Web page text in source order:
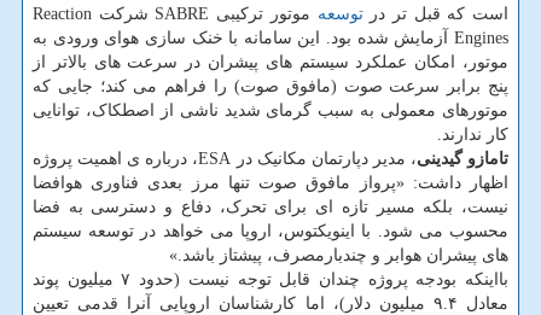
است که قبل تر درتوسعه
موتور ترکیبی SABRE شرکت Reaction
Engines آزمایش شده بود. این سامانه با خنک سازی هوای ورودی به
موتور، امکان عملکرد سیستم های پیشران در سرعت های بالاتر از
پنج برابر سرعت صوت (مافوق صوت) را فراهم می کند؛ جایی که
موتورهای معمولی به سبب گرمای شدید ناشی از اصطکاک، توانایی
کار ندارند.
تامازو گیدینی
، مدیر دپارتمان مکانیک در ESA، درباره ی اهمیت پروژه
اظهار داشت: «پرواز مافوق صوت تنها مرز بعدی فناوری هوافضا
نیست، بلکه مسیر تازه ای برای تحرک، دفاع و دسترسی به فضا
محسوب می شود. با اینویکتوس، اروپا می خواهد در توسعه سیستم
های پیشران هوابر و چندبارمصرف، پیشتاز باشد.»
بااینکه بودجه پروژه چندان قابل توجه نیست (حدود ۷ میلیون پوند
معادل ۹.۴ میلیون دلار)، اما کارشناسان اروپایی آنرا قدمی تعیین